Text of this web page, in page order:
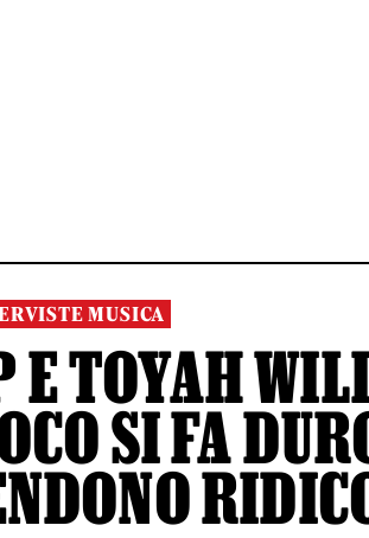
MUSICA
TOYAH
SI FA